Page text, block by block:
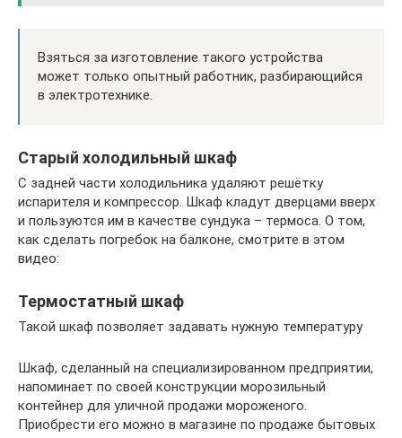
Взяться за изготовление такого устройства
может только опытный работник, разбирающийся
в электротехнике.
Старый холодильный шкаф
С задней части холодильника удаляют решётку
испарителя и компрессор. Шкаф кладут дверцами вверх
и пользуются им в качестве сундука – термоса. О том,
как сделать погребок на балконе, смотрите в этом
видео:
Термостатный шкаф
Такой шкаф позволяет задавать нужную температуру
Шкаф, сделанный на специализированном предприятии,
напоминает по своей конструкции морозильный
контейнер для уличной продажи мороженого.
Приобрести его можно в магазине по продаже бытовых